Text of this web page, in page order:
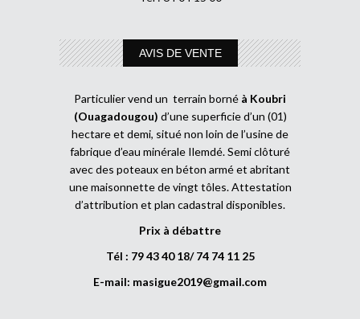
AVIS DE VENTE
Particulier vend un terrain borné à Koubri
(Ouagadougou) d’une superficie d’un (01)
hectare et demi, situé non loin de l’usine de
fabrique d’eau minérale Ilemdé. Semi clôturé
avec des poteaux en béton armé et abritant
une maisonnette de vingt tôles. Attestation
d’attribution et plan cadastral disponibles.
Prix à débattre
Tél : 79 43 40 18/ 74 74 11 25
E-mail: masigue2019@gmail.com